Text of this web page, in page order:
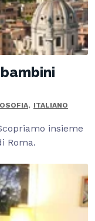
, ITALIANO
insieme
Roma.